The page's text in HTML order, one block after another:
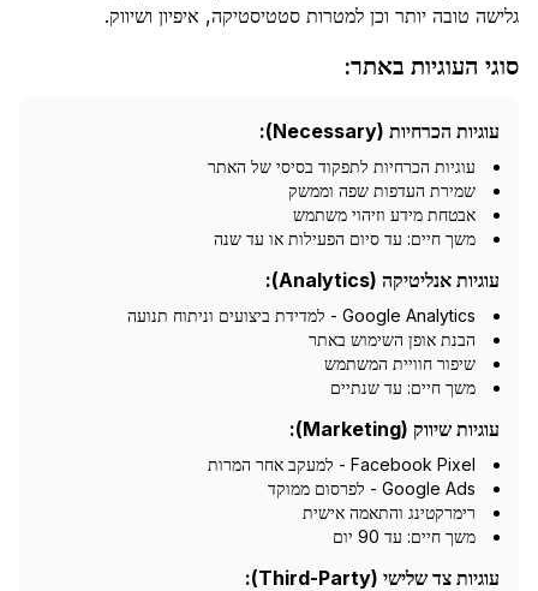
גלישה טובה יותר וכן למטרות סטטיסטיקה, איפיון ושיווק.
סוגי העוגיות באתר:
עוגיות הכרחיות (Necessary):
עוגיות הכרחיות לתפקוד בסיסי של האתר
שמירת העדפות שפה וממשק
אבטחת מידע וזיהוי משתמש
משך חיים: עד סיום הפעילות או עד שנה
עוגיות אנליטיקה (Analytics):
Google Analytics - למדידת ביצועים וניתוח תנועה
הבנת אופן השימוש באתר
שיפור חוויית המשתמש
משך חיים: עד שנתיים
עוגיות שיווק (Marketing):
Facebook Pixel - למעקב אחר המרות
Google Ads - לפרסום ממוקד
רימרקטינג והתאמה אישית
משך חיים: עד 90 יום
עוגיות צד שלישי (Third-Party):